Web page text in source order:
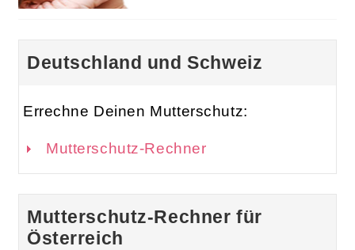
Deutschland und Schweiz
Errechne Deinen Mutterschutz:
Mutterschutz-Rechner
Mutterschutz-Rechner für
Österreich